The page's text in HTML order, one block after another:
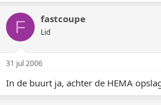
F fastcoupe
Lid
31 jul 2006
In de buurt ja, achter de HEMA